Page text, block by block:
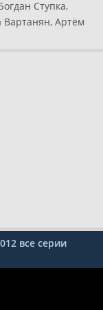
Ступка,
Артём
все серии